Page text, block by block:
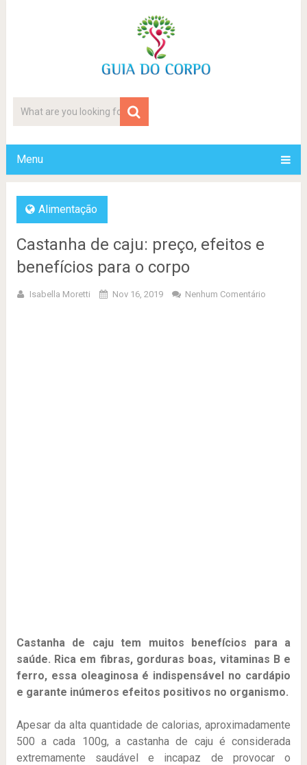
Menu
Alimentação
Castanha de caju: preço, efeitos e
benefícios para o corpo
Isabella Moretti Nov 16, 2019 Nenhum Comentário
Castanha de caju tem muitos benefícios para a
saúde. Rica em fibras, gorduras boas, vitaminas B e
ferro, essa oleaginosa é indispensável no cardápio
e garante inúmeros efeitos positivos no organismo.
Apesar da alta quantidade de calorias, aproximadamente
500 a cada 100g, a castanha de caju é considerada
extremamente saudável e incapaz de provocar o